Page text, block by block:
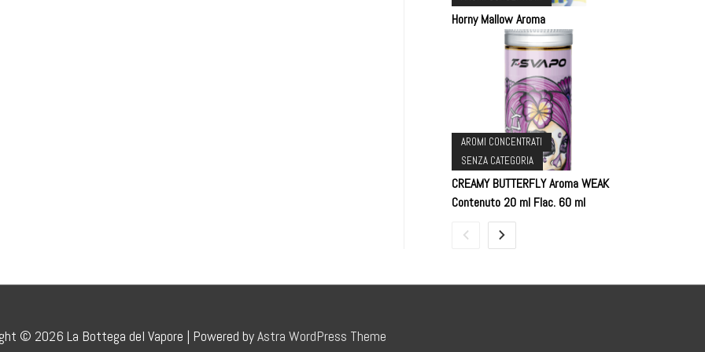
Horny Mallow Aroma
AROMI CONCENTRATI
SENZA CATEGORIA
CREAMY BUTTERFLY Aroma WEAK
Contenuto 20 ml Flac. 60 ml
© 2026 La Bottega del Vapore | Powered byAstra WordPress Theme